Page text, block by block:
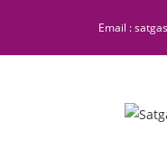
Email :